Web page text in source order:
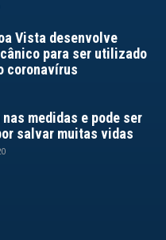
Vista desenvolve
para ser utilizado
coronavírus
medidas e pode ser
salvar muitas vidas